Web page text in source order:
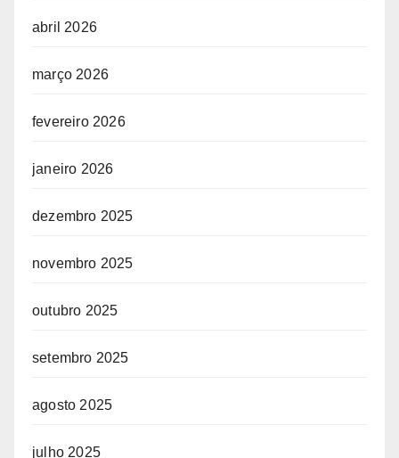
abril 2026
março 2026
fevereiro 2026
janeiro 2026
dezembro 2025
novembro 2025
outubro 2025
setembro 2025
agosto 2025
julho 2025